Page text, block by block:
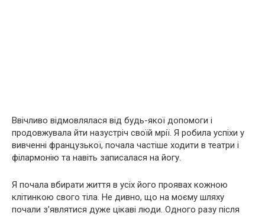
Ввічливо відмовлялася від будь-якої допомоги і
продовжувала йти назустріч своїй мрії. Я робила успіхи у
вивченні французької, почала частіше ходити в театри і
філармонію та навіть записалася на йогу.
Я почала вбирати життя в усіх його проявах кожною
клітинкою свого тіла. Не дивно, що на моєму шляху
почали з’являтися дуже цікаві люди. Одного разу після